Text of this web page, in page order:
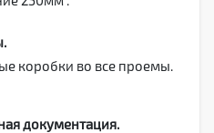
коробки во все проемы.
документация.